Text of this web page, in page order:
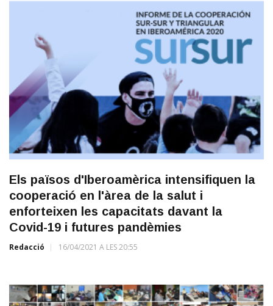
Els països d'Iberoamèrica intensifiquen la
cooperació en l'àrea de la salut i
enforteixen les capacitats davant la
Covid-19 i futures pandèmies
Redacció 16/04/2021 A LES 20:55